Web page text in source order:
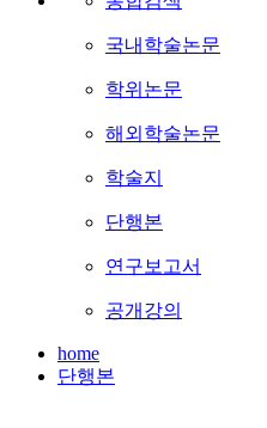
국내학술논문
학위논문
해외학술논문
학술지
단행본
연구보고서
공개강의
home
단행본